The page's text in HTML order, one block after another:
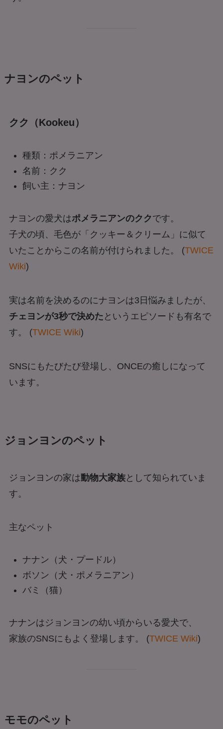
ナヨンのペット
クク（Kookeu）
種類：ポメラニアン
名前：クク
飼い主：ナヨン
ナヨンの愛犬はポメラニアンのククです。
子犬の頃、毛色が「クッキー＆クリーム」に似て
いたことからこの名前が付けられました。 (TWICE
Wiki)
実は名前を決めるのにナヨンは3日悩みましたが、
チェヨンが3秒で決めた というエピソードも有名で
す。 (TWICE Wiki)
SNSにもたびたび登場し、ONCEの癒しになって
います。
ジョンヨンのペット
ジョンヨンの家は動物大家族として知られていま
す。
主なペット
ナナン（犬・プードル）
ボソン（犬・ポメラニアン）
バミ（猫）
ナナンはジョンヨンの幼い頃からいる愛犬で、
家族のSNSにもよく登場します。 (TWICE Wiki)
モモのペット